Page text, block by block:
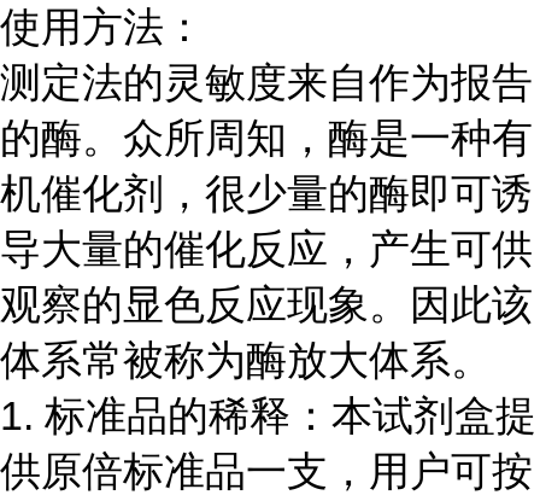
使用方法：
测定法的灵敏度来自作为报告
的酶。众所周知，酶是一种有
机催化剂，很少量的酶即可诱
导大量的催化反应，产生可供
观察的显色反应现象。因此该
体系常被称为酶放大体系。
1. 标准品的稀释：本试剂盒提
供原倍标准品一支，用户可按